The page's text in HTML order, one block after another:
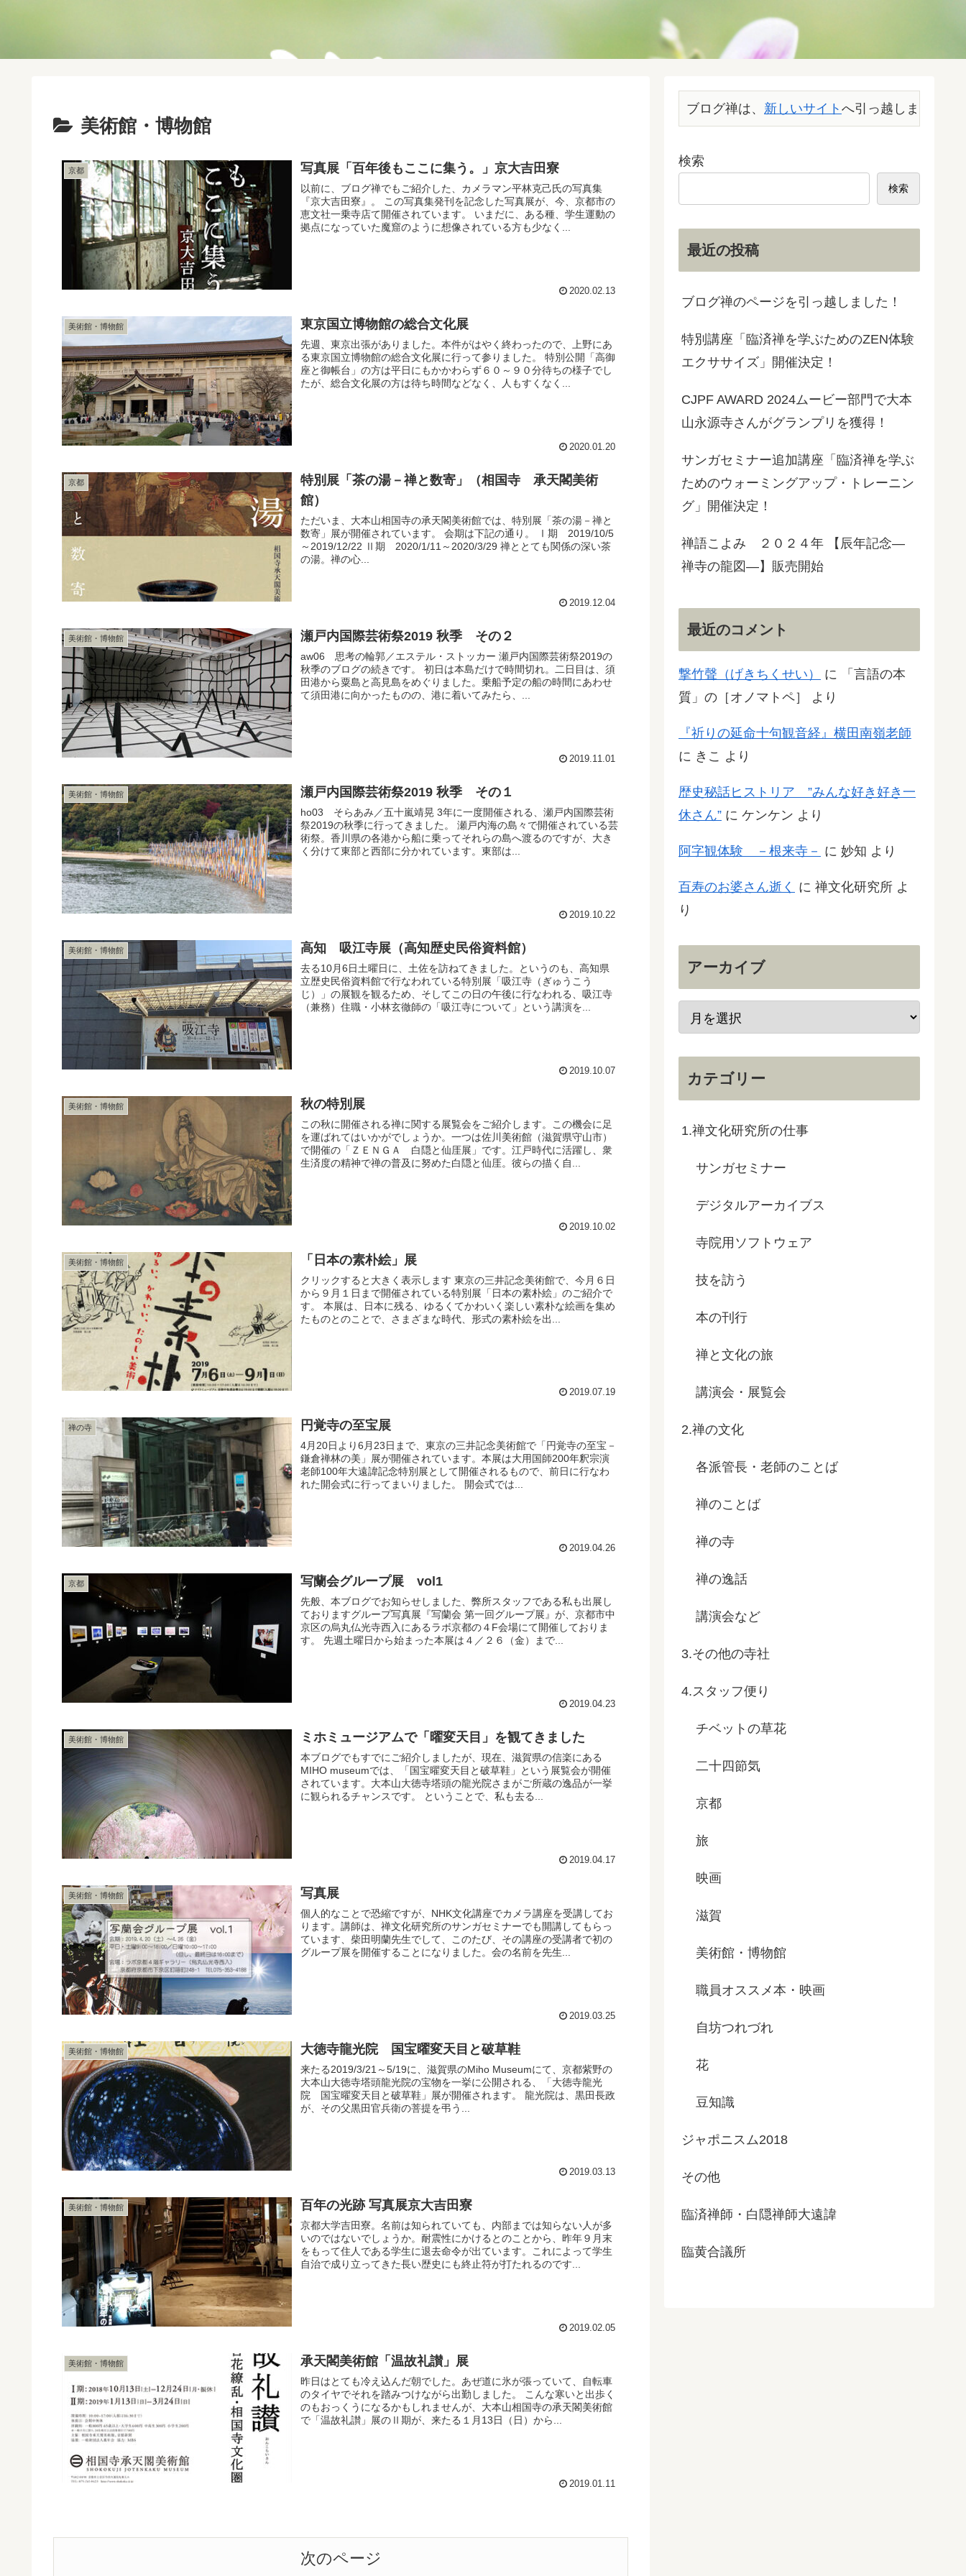
美術館・博物館
京都 写真展「百年後もここに集う。」京大吉田寮
以前に、ブログ禅でもご紹介した、カメラマン平林克己氏の写真集
『京大吉田寮』。 この写真集発刊を記念した写真展が、今、京都市の
恵文社一乗寺店て開催されています。 いまだに、ある種、学生運動の
拠点になっていた魔窟のように想像されている方も少なく...
2020.02.13
美術館・博物館 東京国立博物館の総合文化展
先週、東京出張がありました。本件がはやく終わったので、上野にあ
る東京国立博物館の総合文化展に行って参りました。 特別公開「高御
座と御帳台」の方は平日にもかかわらず６０～９０分待ちの様子でし
たが、総合文化展の方は待ち時間などなく、人もすくなく...
2020.01.20
京都
特別展「茶の湯－禅と数寄」（相国寺 承天閣美術
館）
ただいま、大本山相国寺の承天閣美術館では、特別展「茶の湯－禅と
数寄」展が開催されています。 会期は下記の通り。 Ⅰ期 2019/10/5
～2019/12/22 Ⅱ期 2020/1/11～2020/3/29 禅ととても関係の深い茶
の湯。禅の心...
2019.12.04
美術館・博物館 瀬戸内国際芸術祭2019 秋季 その２
aw06 思考の輪郭／エステル・ストッカー 瀬戸内国際芸術祭2019の
秋季のブログの続きです。 初日は本島だけで時間切れ。二日目は、須
田港から粟島と高見島をめぐりました。乗船予定の船の時間にあわせ
て須田港に向かったものの、港に着いてみたら、...
2019.11.01
美術館・博物館 瀬戸内国際芸術祭2019 秋季 その１
ho03 そらあみ／五十嵐靖晃 3年に一度開催される、瀬戸内国際芸術
祭2019の秋季に行ってきました。 瀬戸内海の島々で開催されている芸
術祭。香川県の各港から船に乗ってそれらの島へ渡るのですが、大き
く分けて東部と西部に分かれています。東部は...
2019.10.22
美術館・博物館 高知 吸江寺展（高知歴史民俗資料館）
去る10月6日土曜日に、土佐を訪ねてきました。というのも、高知県
立歴史民俗資料館で行なわれている特別展「吸江寺（ぎゅうこう
じ）」の展観を観るため、そしてこの日の午後に行なわれる、吸江寺
（兼務）住職・小林玄徹師の「吸江寺について」という講演を...
2019.10.07
美術館・博物館 秋の特別展
この秋に開催される禅に関する展覧会をご紹介します。この機会に足
を運ばれてはいかがでしょうか。一つは佐川美術館（滋賀県守山市）
で開催の「ＺＥＮＧＡ 白隠と仙厓展」です。江戸時代に活躍し、衆
生済度の精神で禅の普及に努めた白隠と仙厓。彼らの描く自...
2019.10.02
美術館・博物館 「日本の素朴絵」展
クリックすると大きく表示します 東京の三井記念美術館で、今月６日
から９月１日まで開催されている特別展「日本の素朴絵」のご紹介で
す。 本展は、日本に残る、ゆるくてかわいく楽しい素朴な絵画を集め
たものとのことで、さまざまな時代、形式の素朴絵を出...
2019.07.19
禅の寺 円覚寺の至宝展
4月20日より6月23日まで、東京の三井記念美術館で「円覚寺の至宝－
鎌倉禅林の美」展が開催されています。本展は大用国師200年釈宗演
老師100年大遠諱記念特別展として開催されるもので、前日に行なわ
れた開会式に行ってまいりました。 開会式では...
2019.04.26
京都 写蘭会グループ展 vol1
先般、本ブログでお知らせしました、弊所スタッフである私も出展し
ておりますグループ写真展『写蘭会 第一回グループ展』が、京都市中
京区の烏丸仏光寺西入にあるラボ京都の４F会場にて開催しておりま
す。 先週土曜日から始まった本展は４／２６（金）まで...
2019.04.23
美術館・博物館 ミホミュージアムで「曜変天目」を観てきました
本ブログでもすでにご紹介しましたが、現在、滋賀県の信楽にある
MIHO museumでは、「国宝曜変天目と破草鞋」という展覧会が開催
されています。大本山大徳寺塔頭の龍光院さまがご所蔵の逸品が一挙
に観られるチャンスです。 ということで、私も去る...
2019.04.17
美術館・博物館 写真展
個人的なことで恐縮ですが、NHK文化講座でカメラ講座を受講してお
ります。講師は、禅文化研究所のサンガセミナーでも開講してもらっ
ています、柴田明蘭先生でして、このたび、その講座の受講者で初の
グループ展を開催することになりました。会の名前を先生...
2019.03.25
美術館・博物館 大徳寺龍光院 国宝曜変天目と破草鞋
来たる2019/3/21～5/19に、滋賀県のMiho Museumにて、京都紫野の
大本山大徳寺塔頭龍光院の宝物を一挙に公開される、「大徳寺龍光
院 国宝曜変天目と破草鞋」展が開催されます。 龍光院は、黒田長政
が、その父黒田官兵衛の菩提を弔う...
2019.03.13
美術館・博物館 百年の光跡 写真展京大吉田寮
京都大学吉田寮。名前は知られていても、内部までは知らない人が多
いのではないでしょうか。耐震性にかけるとのことから、昨年９月末
をもって住人である学生に退去命令が出ています。これによって学生
自治で成り立ってきた長い歴史にも終止符が打たれるのです...
2019.02.05
美術館・博物館 承天閣美術館「温故礼讃」展
昨日はとても冷え込んだ朝でした。あぜ道に氷が張っていて、自転車
のタイヤでそれを踏みつけながら出勤しました。 こんな寒いと出歩く
のもおっくうになるかもしれませんが、大本山相国寺の承天閣美術館
で「温故礼讃」展のⅡ期が、来たる１月13日（日）から...
2019.01.11
次のページ
ブログ禅は、 新しいサイトへ引っ越しました。
検索
検索
最近の投稿
ブログ禅のページを引っ越しました！
特別講座「臨済禅を学ぶためのZEN体験
エクササイズ」開催決定！
CJPF AWARD 2024ムービー部門で大本
山永源寺さんがグランプリを獲得！
サンガセミナー追加講座「臨済禅を学ぶ
ためのウォーミングアップ・トレーニン
グ」開催決定！
禅語こよみ ２０２４年 【辰年記念―
禅寺の龍図―】販売開始
最近のコメント
撃竹聲（げきちくせい） に
「言語の本
質」の［オノマトペ］
より
『祈りの延命十句観音経』横田南嶺老師
に きこ より
歴史秘話ヒストリア ”みんな好き好き一
休さん” に ケンケン より
阿字観体験 －根来寺－ に 妙知 より
百寿のお婆さん逝く に 禅文化研究所 よ
り
アーカイブ
カテゴリー
1.禅文化研究所の仕事
サンガセミナー
デジタルアーカイブス
寺院用ソフトウェア
技を訪う
本の刊行
禅と文化の旅
講演会・展覧会
2.禅の文化
各派管長・老師のことば
禅のことば
禅の寺
禅の逸話
講演会など
3.その他の寺社
4.スタッフ便り
チベットの草花
二十四節気
京都
旅
映画
滋賀
美術館・博物館
職員オススメ本・映画
自坊つれづれ
花
豆知識
ジャポニスム2018
その他
臨済禅師・白隠禅師大遠諱
臨黄合議所